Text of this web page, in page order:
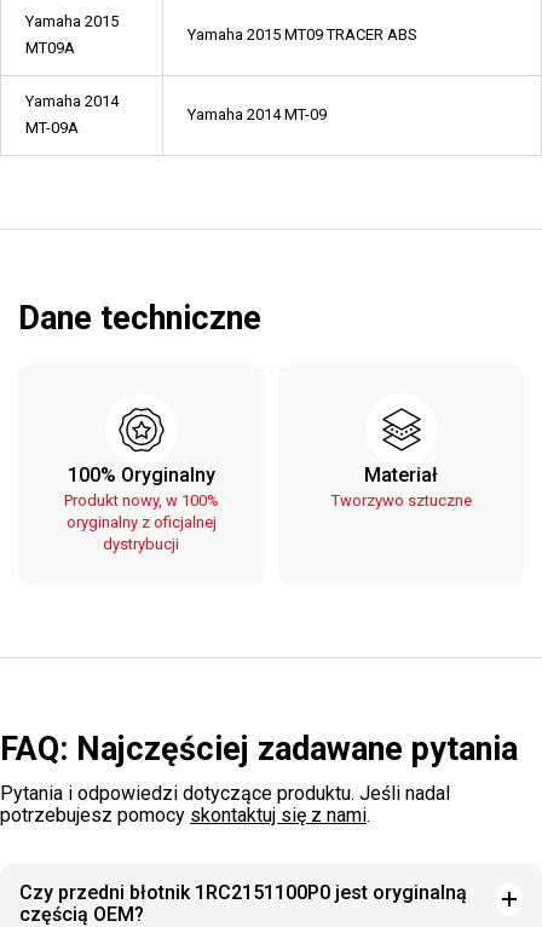
Yamaha 2015
MT09A
Yamaha 2015 MT09 TRACER ABS
Yamaha 2014
MT-09A
Yamaha 2014 MT-09
Dane techniczne
100% Oryginalny
Produkt nowy, w 100%
oryginalny z oficjalnej
dystrybucji
Materiał
Tworzywo sztuczne
FAQ: Najczęściej zadawane pytania
Pytania i odpowiedzi dotyczące produktu. Jeśli nadal
potrzebujesz pomocy skontaktuj się z nami.
Czy przedni błotnik 1RC2151100P0 jest oryginalną
częścią OEM?